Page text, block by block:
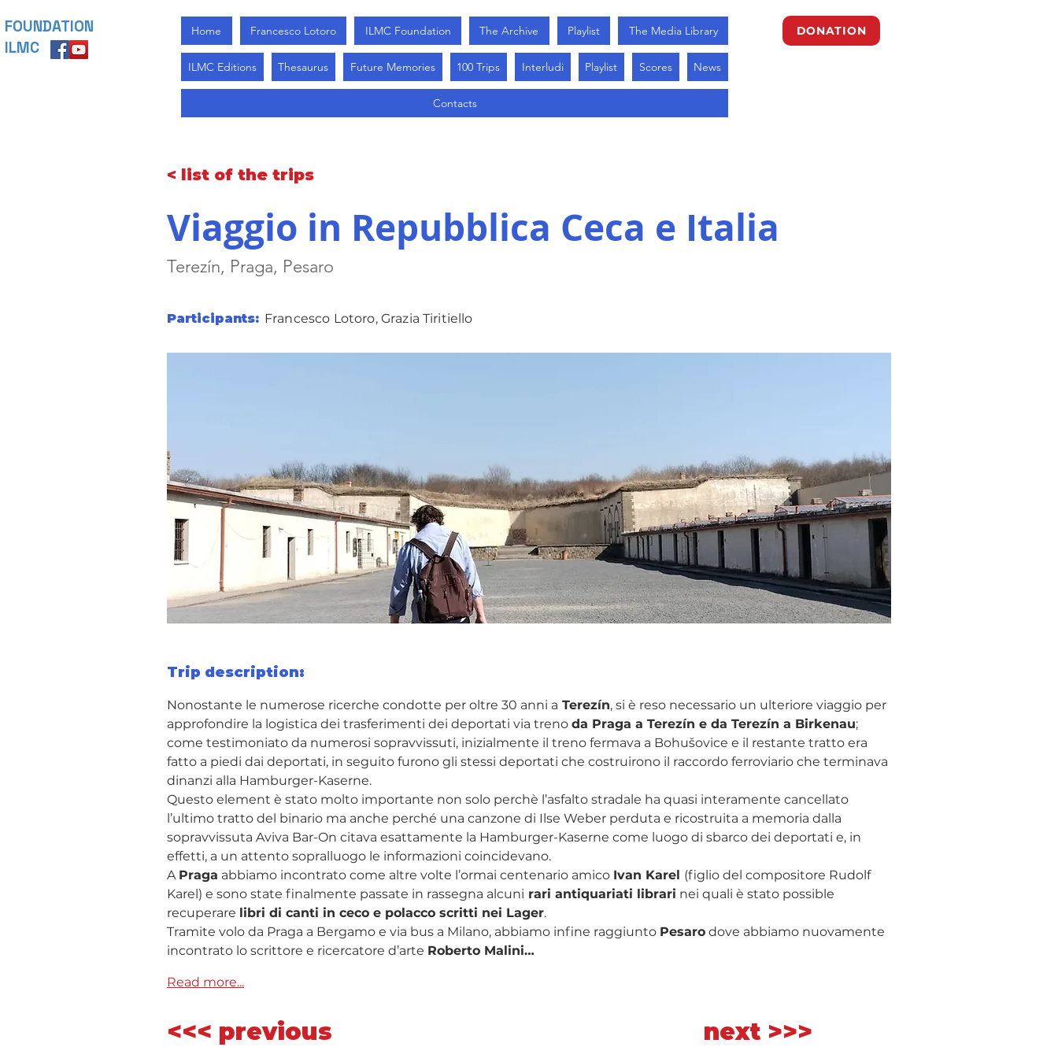
FOUNDATION
ILMC
Home Francesco Lotoro ILMC Foundation The Archive Playlist The Media Library
ILMC Editions Thesaurus Future Memories 100 Trips Interludi Playlist Scores News
Contacts
DONATION
< list of the trips
Viaggio in Repubblica Ceca e Italia
Terezín, Praga, Pesaro
Francesco Lotoro, Grazia Tiritiello
Participants:
Trip description:
Nonostante le numerose ricerche condotte per oltre 30 anni a Terezín, si è reso necessario un ulteriore viaggio per
approfondire la logistica dei trasferimenti dei deportati via treno da Praga a Terezín e da Terezín a Birkenau;
come testimoniato da numerosi sopravvissuti, inizialmente il treno fermava a Bohušovice e il restante tratto era
fatto a piedi dai deportati, in seguito furono gli stessi deportati che costruirono il raccordo ferroviario che terminava
dinanzi alla Hamburger-Kaserne.
Questo element è stato molto importante non solo perchè l’asfalto stradale ha quasi interamente cancellato
l’ultimo tratto del binario ma anche perché una canzone di Ilse Weber perduta e ricostruita a memoria dalla
sopravvissuta Aviva Bar-On citava esattamente la Hamburger-Kaserne come luogo di sbarco dei deportati e, in
effetti, a un attento sopralluogo le informazioni coincidevano.
A Praga abbiamo incontrato come altre volte l’ormai centenario amico Ivan Karel (figlio del compositore Rudolf
Karel) e sono state finalmente passate in rassegna alcuni rari antiquariati librari nei quali è stato possible
recuperare libri di canti in ceco e polacco scritti nei Lager.
Tramite volo da Praga a Bergamo e via bus a Milano, abbiamo infine raggiunto Pesaro dove abbiamo nuovamente
incontrato lo scrittore e ricercatore d’arte Roberto Malini…
Read more...
<<< previous next >>>